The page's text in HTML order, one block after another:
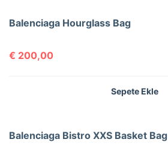
Balenciaga Hourglass Bag
€ 200,00
Sepete Ekle
Balenciaga Bistro XXS Basket Bag